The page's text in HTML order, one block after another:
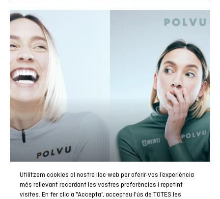
Utilitzem cookies al nostre lloc web per oferir-vos l’experiència
més rellevant recordant les vostres preferències i repetint
visites. En fer clic a "Accepta", accepteu l'ús de TOTES les